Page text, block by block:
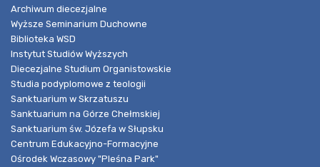
Archiwum diecezjalne
Wyższe Seminarium Duchowne
Biblioteka WSD
Instytut Studiów Wyższych
Diecezjalne Studium Organistowskie
Studia podyplomowe z teologii
Sanktuarium w Skrzatuszu
Sanktuarium na Górze Chełmskiej
Sanktuarium św. Józefa w Słupsku
Centrum Edukacyjno-Formacyjne
Ośrodek Wczasowy "Pleśna Park"